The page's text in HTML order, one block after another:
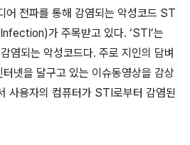
어 전파를 통해 감염되는 악성코드 ST
가 주목받고 있다. ‘STI’는
염되는 악성코드다. 주로 지인의 담벼
넷을 달구고 있는 이슈동영상을 감상
사용자의 컴퓨터가 STI로부터 감염된